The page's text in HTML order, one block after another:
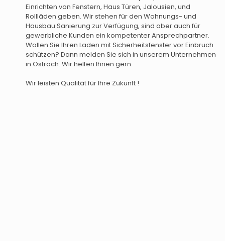
Einrichten von Fenstern, Haus Türen, Jalousien, und
Rollläden geben. Wir stehen für den Wohnungs- und
Hausbau Sanierung zur Verfügung, sind aber auch für
gewerbliche Kunden ein kompetenter Ansprechpartner.
Wollen Sie Ihren Laden mit Sicherheitsfenster vor Einbruch
schützen? Dann melden Sie sich in unserem Unternehmen
in Ostrach. Wir helfen Ihnen gern.
Wir leisten Qualität für Ihre Zukunft !